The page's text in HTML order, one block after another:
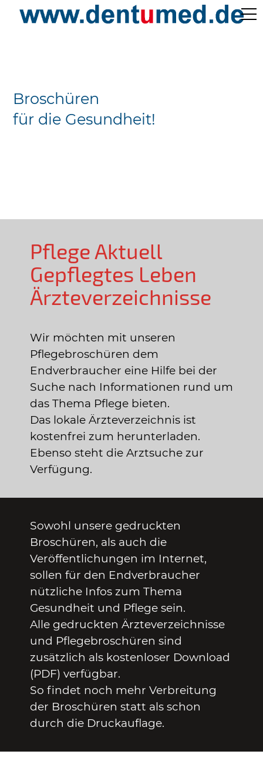
Ärzteverzeichnisse
Broschüren
für die Gesundheit!
Pflege Aktuell
Gepflegtes Leben
Ärzteverzeichnisse
Wir möchten mit unseren
Pflegebroschüren dem
Endverbraucher eine Hilfe bei der
Suche nach Informationen rund um
das Thema Pflege bieten.
Das lokale Ärzteverzeichnis ist
kostenfrei zum herunterladen.
Ebenso steht die Arztsuche zur
Verfügung.
Sowohl unsere gedruckten
Broschüren, als auch die
Veröffentlichungen im Internet,
sollen für den Endverbraucher
nützliche Infos zum Thema
Gesundheit und Pflege sein.
Alle gedruckten Ärzteverzeichnisse
und Pflegebroschüren sind
zusätzlich als kostenloser Download
(PDF) verfügbar.
So findet noch mehr Verbreitung
der Broschüren statt als schon
durch die Druckauflage.